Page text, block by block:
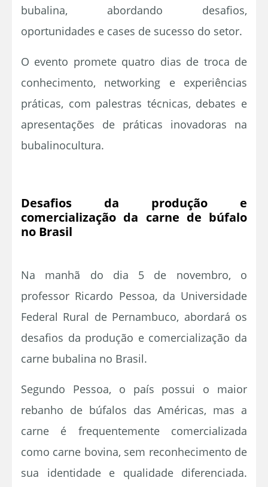
bubalina, abordando desafios,
oportunidades e cases de sucesso do setor.
O evento promete quatro dias de troca de
conhecimento, networking e experiências
práticas, com palestras técnicas, debates e
apresentações de práticas inovadoras na
bubalinocultura.
Desafios da produção e
comercialização da carne de búfalo
no Brasil
Na manhã do dia 5 de novembro, o
professor Ricardo Pessoa, da Universidade
Federal Rural de Pernambuco, abordará os
desafios da produção e comercialização da
carne bubalina no Brasil.
Segundo Pessoa, o país possui o maior
rebanho de búfalos das Américas, mas a
carne é frequentemente comercializada
como carne bovina, sem reconhecimento de
sua identidade e qualidade diferenciada.